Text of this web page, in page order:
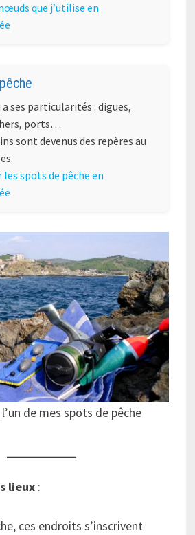
que j’utilise en
a ses particularités : digues,
ports…
sont devenus des repères au
les spots de pêche en
de mes spots de pêche
lieux :
ces endroits s’inscrivent